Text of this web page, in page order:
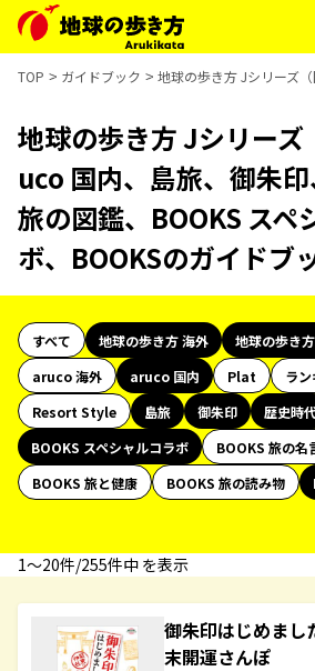
TOP ガイドブック 地球の歩き方 Jシリーズ
地球の歩き方 Jシリー
uco 国内、島旅、御朱印
旅の図鑑、BOOKS スペ
ボ、BOOKSのガイドブ
すべて 地球の歩き方 海外
地球の歩き
aruco 海外
aruco 国内 Plat
ラ
Resort Style
島旅 御朱印 歴史時
BOOKS スペシャルコラボ
BOOKS 旅の名
BOOKS 旅と健康
BOOKS 旅の読み物
1〜20件/255件中 を表示
御朱印はじめま
末開運さんぽ